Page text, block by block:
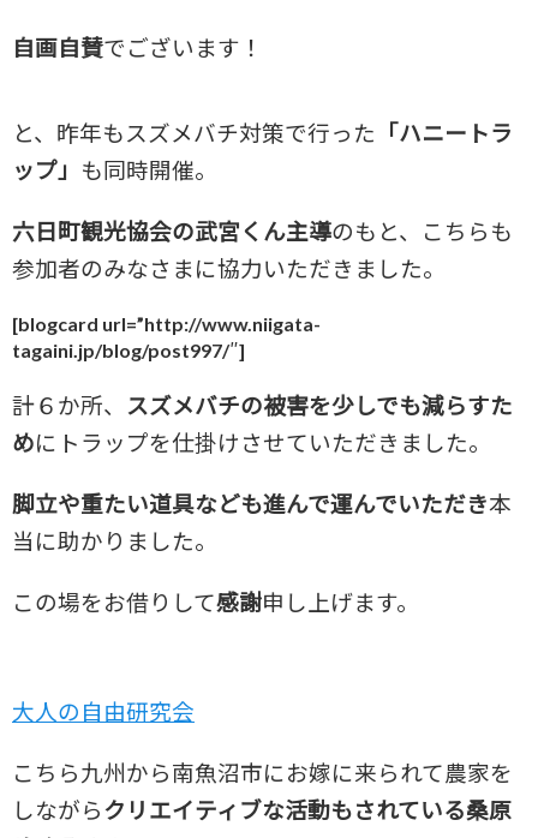
自画自賛でございます！
と、昨年もスズメバチ対策で行った 「ハニートラ
ップ」 も同時開催。
六日町観光協会の武宮くん主導のもと、こちらも
参加者のみなさまに協力いただきました。
[blogcard url=”http://www.niigata-
tagaini.jp/blog/post997/″]
計６か所、 スズメバチの被害を少しでも減らすた
めにトラップを仕掛けさせていただきました。
脚立や重たい道具なども進んで運んでいただき本
当に助かりました。
この場をお借りして感謝申し上げます。
大人の自由研究会
こちら九州から南魚沼市にお嫁に来られて農家を
しながらクリエイティブな活動もされている桑原